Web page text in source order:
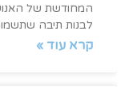
המחודשת של
לבנות תיבה
קרא עוד »